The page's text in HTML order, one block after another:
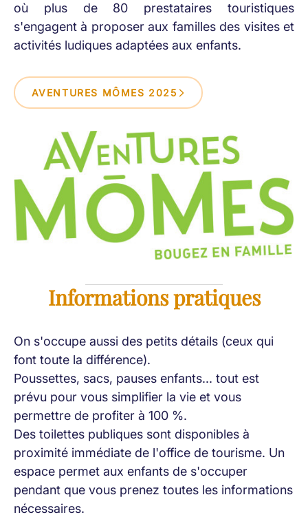
où plus de 80 prestataires touristiques
s'engagent à proposer aux familles des visites et
activités ludiques adaptées aux enfants.
AVENTURES MÔMES 2025
Informations pratiques
On s'occupe aussi des petits détails (ceux qui
font toute la différence).
Poussettes, sacs, pauses enfants... tout est
prévu pour vous simplifier la vie et vous
permettre de profiter à 100 %.
Des toilettes publiques sont disponibles à
proximité immédiate de l'office de tourisme. Un
espace permet aux enfants de s'occuper
pendant que vous prenez toutes les informations
nécessaires.